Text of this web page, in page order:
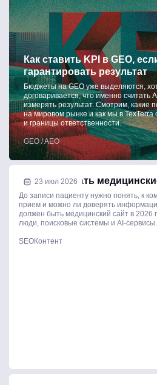
Как ставить KPI в GEO,
гарантировать результат
Бюджеты на GEO уже выделяются,
договаривается, что именно считать
измерять результат. Смотрим, какие
на мировом рынке и как мы в TexTerra
и границы ответственности.
GEO / AEO
23 июл 2026
Как продвигать
До записи пациенту нужно понять, к
прием и можно ли доверять
должен быть медицинский сайт в 2026
люди, поисковые системы и AI-сервисы.
SEOКонтент